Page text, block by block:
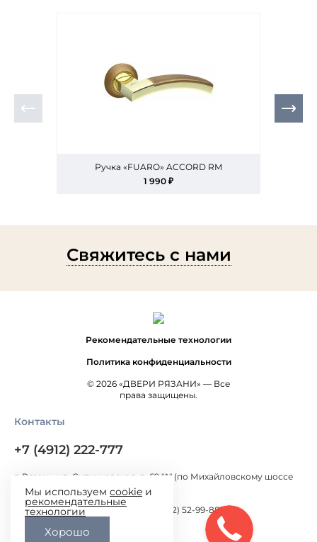
Ручка «FUARO» ACCORD RM
1 990 ₽
Свяжитесь с нами
Рекомендательные технологии
Политика конфиденциальности
© 2026 «ДВЕРИ РЯЗАНИ» — Все
права защищены.
Контакты
+7 (4912) 222-777
г. Рязань, ул. Ситниковская, д. 69 "А" (по Михайловскому шоссе
300 метров от Окружной дороги)
г. Рязань, ул. Большая, д.100 (+7 (4912) 52-99-88)
pavelrzn@mail.ru
Мы используем cookie и
рекомендательные
технологии
Хорошо